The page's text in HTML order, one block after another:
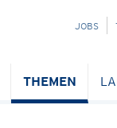
NAVIGATION
JOBS
THEMEN